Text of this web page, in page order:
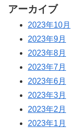
アーカイブ
2023年10月
2023年9月
2023年8月
2023年7月
2023年6月
2023年3月
2023年2月
2023年1月